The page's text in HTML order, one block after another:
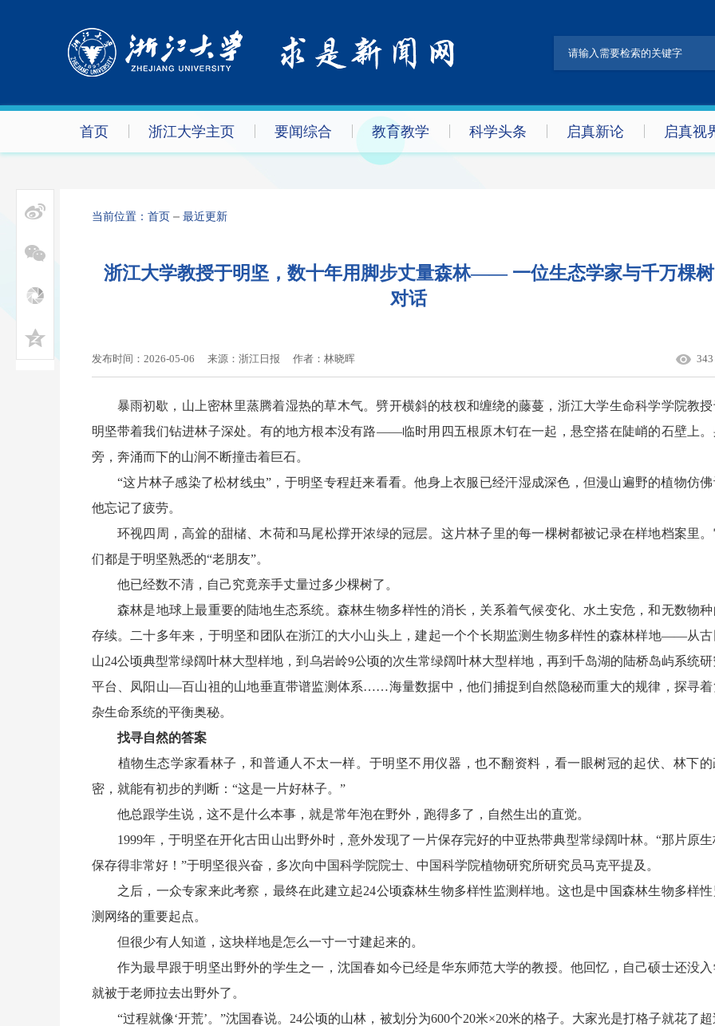
首页 浙江大学主页 要闻综合 教育教学 科学头条 启真新论 启真视
当前位置： 首页 最近更新
浙江大学教授于明坚，数十年用脚步丈量森林—— 一位生态学家与千万棵树
对话
发布时间：2026-05-06 来源：浙江日报 作者： 林晓晖 343
暴雨初歇，山上密林里蒸腾着湿热的草木气。劈开横斜的枝杈和缠绕的藤蔓，浙江大学生命科学学院教
明坚带着我们钻进林子深处。有的地方根本没有路——临时用四五根原木钉在一起，悬空搭在陡峭的石壁上。
旁，奔涌而下的山涧不断撞击着巨石。
“这片林子感染了松材线虫”，于明坚专程赶来看看。他身上衣服已经汗湿成深色，但漫山遍野的植物仿佛
他忘记了疲劳。
环视四周，高耸的甜槠、木荷和马尾松撑开浓绿的冠层。这片林子里的每一棵树都被记录在样地档案里。
们都是于明坚熟悉的“老朋友”。
他已经数不清，自己究竟亲手丈量过多少棵树了。
森林是地球上最重要的陆地生态系统。森林生物多样性的消长，关系着气候变化、水土安危，和无数物种
存续。二十多年来，于明坚和团队在浙江的大小山头上，建起一个个长期监测生物多样性的森林样地——从古
山24公顷典型常绿阔叶林大型样地，到乌岩岭9公顷的次生常绿阔叶林大型样地，再到千岛湖的陆桥岛屿系统研
平台、凤阳山—百山祖的山地垂直带谱监测体系……海量数据中，他们捕捉到自然隐秘而重大的规律，探寻着
杂生命系统的平衡奥秘。
找寻自然的答案
植物生态学家看林子，和普通人不太一样。于明坚不用仪器，也不翻资料，看一眼树冠的起伏、林下的
密，就能有初步的判断：“这是一片好林子。”
他总跟学生说，这不是什么本事，就是常年泡在野外，跑得多了，自然生出的直觉。
1999年，于明坚在开化古田山出野外时，意外发现了一片保存完好的中亚热带典型常绿阔叶林。“那片原生
保存得非常好！”于明坚很兴奋，多次向中国科学院院士、中国科学院植物研究所研究员马克平提及。
之后，一众专家来此考察，最终在此建立起24公顷森林生物多样性监测样地。这也是中国森林生物多样性
测网络的重要起点。
但很少有人知道，这块样地是怎么一寸一寸建起来的。
作为最早跟于明坚出野外的学生之一，沈国春如今已经是华东师范大学的教授。他回忆，自己硕士还没入
就被于老师拉去出野外了。
“过程就像‘开荒’。”沈国春说。24公顷的山林，被划分为600个20米×20米的格子。大家光是打格子就花了超